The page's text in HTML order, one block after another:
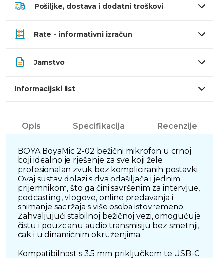
Pošiljke, dostava i dodatni troškovi
Rate - informativni izračun
Jamstvo
Informacijski list
Opis Specifikacija Recenzije
BOYA BoyaMic 2-02 bežični mikrofon u crnoj
boji idealno je rješenje za sve koji žele
profesionalan zvuk bez kompliciranih postavki.
Ovaj sustav dolazi s dva odašiljača i jednim
prijemnikom, što ga čini savršenim za intervjue,
podcasting, vlogove, online predavanja i
snimanje sadržaja s više osoba istovremeno.
Zahvaljujući stabilnoj bežičnoj vezi, omogućuje
čistu i pouzdanu audio transmisiju bez smetnji,
čak i u dinamičnim okruženjima.
Kompatibilnost s 3.5 mm priključkom te USB-C